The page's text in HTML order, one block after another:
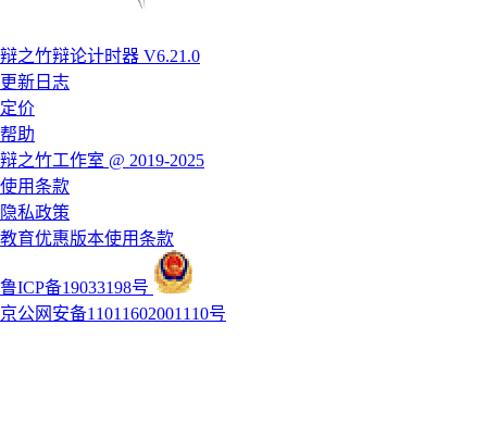
辩之竹辩论计时器 V6.21.0
更新日志
定价
帮助
辩之竹工作室 @ 2019-2025
使用条款
隐私政策
教育优惠版本使用条款
鲁ICP备19033198号
京公网安备11011602001110号